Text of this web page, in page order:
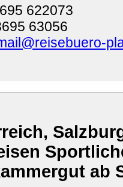
622073
63056
ab